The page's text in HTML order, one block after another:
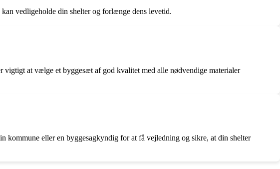
vedligeholde din shelter og forlænge dens levetid.
at vælge et byggesæt af god kvalitet med alle nødvendige materialer
kommune eller en byggesagkyndig for at få vejledning og sikre, at din shelter